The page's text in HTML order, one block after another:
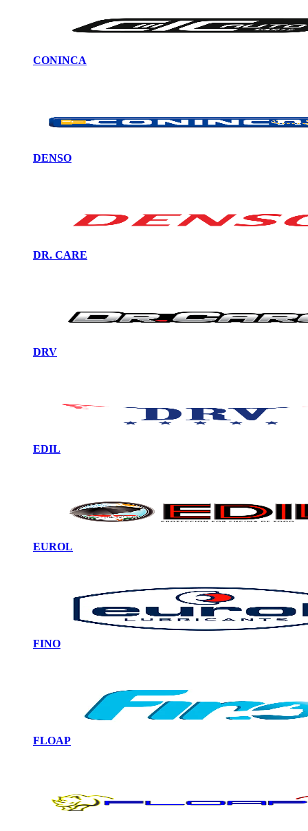
CONINCA
DENSO
DR. CARE
DRV
EDIL
EUROL
FINO
FLOAP